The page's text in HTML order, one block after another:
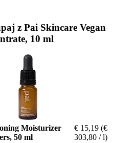
z Pai Skincare Vegan
10 ml
Moisturizer
50 ml
€ 15,19 (€
303,80 / l)